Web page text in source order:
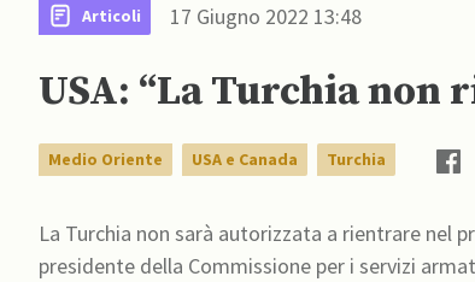
Articoli 17 Giugno 2022 13:48
USA: “La Turchia non
Medio Oriente USA e Canada Turchia
La Turchia non sarà autorizzata a rientrare nel
presidente della Commissione per i servizi